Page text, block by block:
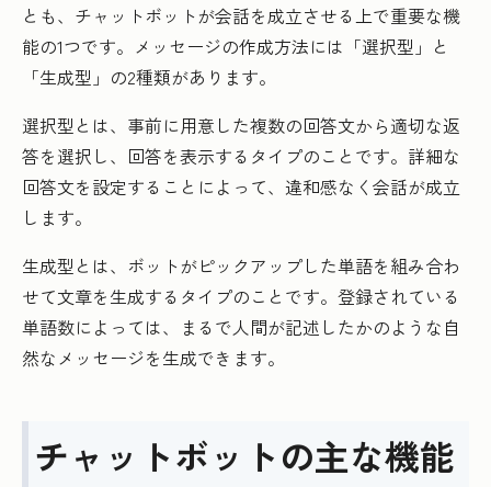
とも、チャットボットが会話を成立させる上で重要な機
能の1つです。メッセージの作成方法には「選択型」と
「生成型」の2種類があります。
選択型とは、事前に用意した複数の回答文から適切な返
答を選択し、回答を表示するタイプのことです。詳細な
回答文を設定することによって、違和感なく会話が成立
します。
生成型とは、ボットがピックアップした単語を組み合わ
せて文章を生成するタイプのことです。登録されている
単語数によっては、まるで人間が記述したかのような自
然なメッセージを生成できます。
チャットボットの主な機能